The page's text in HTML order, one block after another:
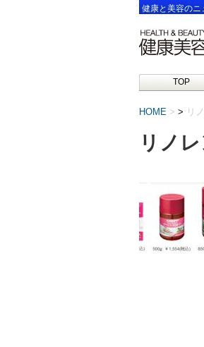
健康と美容のニ
TOP
HOME > リ
リノ